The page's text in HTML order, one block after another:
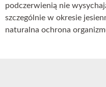
podczerwienią nie
szczególnie w okresie
naturalna ochrona